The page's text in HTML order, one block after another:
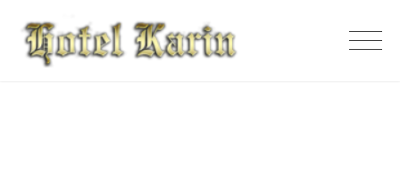
content
Karin Hotel